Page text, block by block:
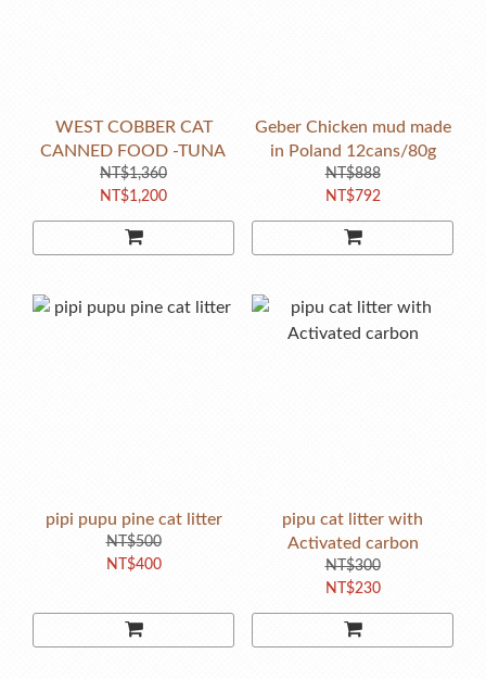
WEST COBBER CAT
CANNED FOOD -TUNA
NT$1,360
NT$1,200
Geber Chicken mud made
in Poland 12cans/80g
NT$888
NT$792
pipi pupu pine cat litter
NT$500
NT$400
pipu cat litter with
Activated carbon
NT$300
NT$230